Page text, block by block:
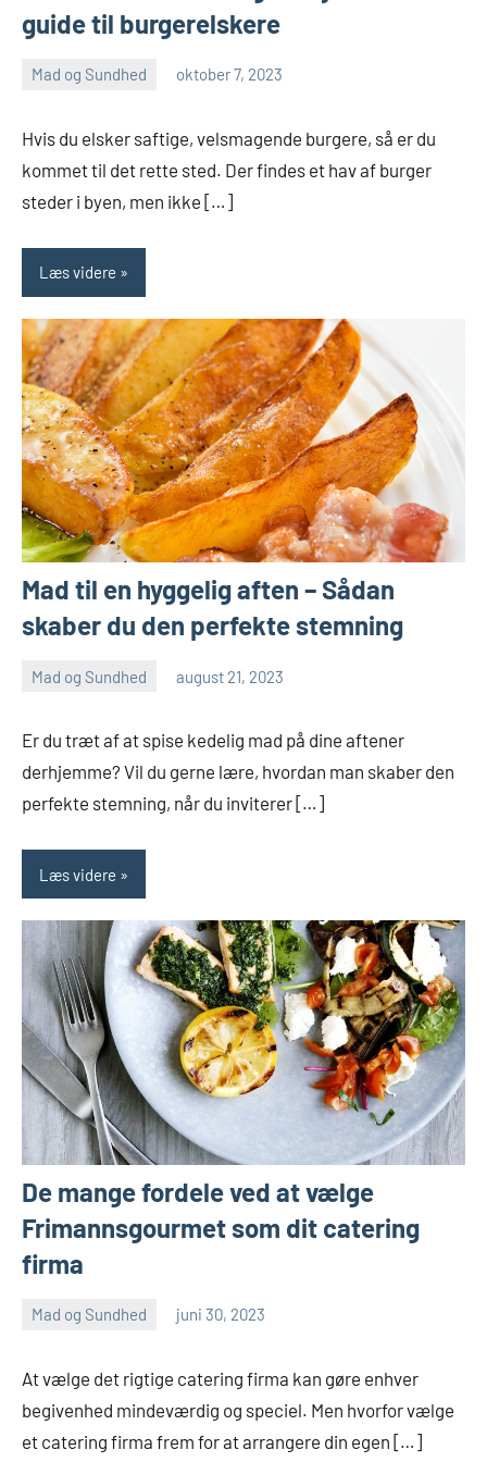
guide til burgerelskere
Mad og Sundhed oktober 7, 2023
Hvis du elsker saftige, velsmagende burgere, så er du
kommet til det rette sted. Der findes et hav af burger
steder i byen, men ikke […]
Læs videre
Mad til en hyggelig aften – Sådan
skaber du den perfekte stemning
Mad og Sundhed august 21, 2023
Er du træt af at spise kedelig mad på dine aftener
derhjemme? Vil du gerne lære, hvordan man skaber den
perfekte stemning, når du inviterer […]
Læs videre
De mange fordele ved at vælge
Frimannsgourmet som dit catering
firma
Mad og Sundhed juni 30, 2023
At vælge det rigtige catering firma kan gøre enhver
begivenhed mindeværdig og speciel. Men hvorfor vælge
et catering firma frem for at arrangere din egen […]